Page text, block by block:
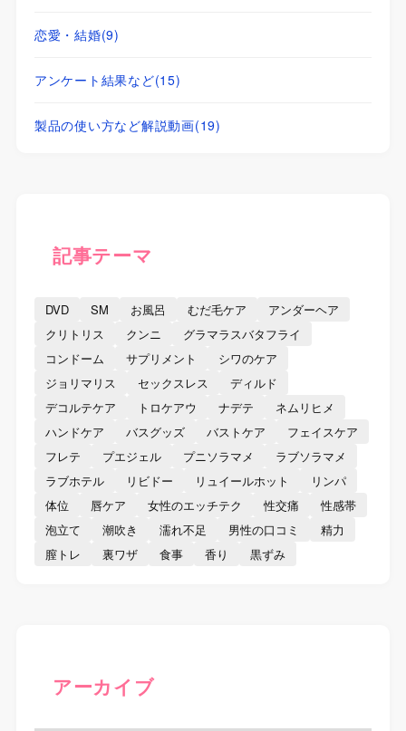
恋愛・結婚(9)
アンケート結果など(15)
製品の使い方など解説動画(19)
記事テーマ
DVD SM お風呂 むだ毛ケア
アンダーヘア
クリトリス
クンニ
グラマラスバタフライ
コンドーム
サプリメント
シワのケア
ジョリマリス
セックスレス
ディルド
デコルテケア
トロケアウ ナデテ
ネムリヒメ
ハンドケア
バスグッズ バストケア
フェイスケア
フレテ
プエジェル プニソラマメ
ラブソラマメ
ラブホテル
リビドー リュイールホット
リンパ
体位
唇ケア 女性のエッチテク 性交痛
性感帯
泡立て
潮吹き 濡れ不足 男性の口コミ
精力
膣トレ
裏ワザ 食事 香り 黒ずみ
アーカイブ